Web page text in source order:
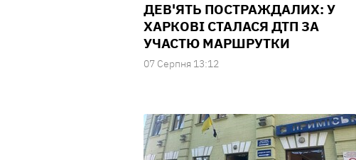
ДЕВ'ЯТЬ ПОСТРАЖДАЛИХ: У
ХАРКОВІ СТАЛАСЯ ДТП ЗА
УЧАСТЮ МАРШРУТКИ
07 Серпня 13:12